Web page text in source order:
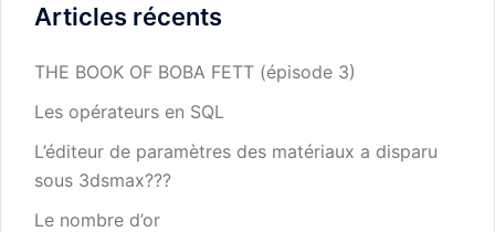
Articles récents
THE BOOK OF BOBA FETT (épisode 3)
Les opérateurs en SQL
L’éditeur de paramètres des matériaux a disparu
sous 3dsmax???
Le nombre d’or